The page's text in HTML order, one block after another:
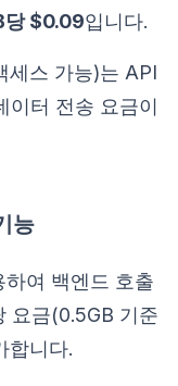
당 $0.09입니다.
세스 가능)는 API
이터 전송 요금이
능
여 백엔드 호출
요금(0.5GB 기준
합니다.